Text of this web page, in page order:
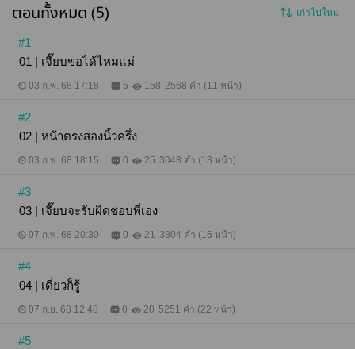
ตอนทั้งหมด (5) เก่าไปใหม่
#1
01 | เจี๊ยบขอได้ไหมแม่
03 ก.พ. 68 17:18 5 158 2568 คำ (11 หน้า)
#2
02 | หน้าตรงสองนิ้วครึ่ง
03 ก.พ. 68 18:15 0 25 3048 คำ (13 หน้า)
#3
03 | เจี๊ยบจะรับผิดชอบพี่เอง
07 ก.พ. 68 20:30 0 21 3804 คำ (16 หน้า)
#4
04 | เดี๋ยวก็รู้
07 ก.ย. 68 12:48 0 20 5251 คำ (22 หน้า)
#5